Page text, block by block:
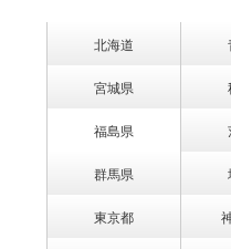
北海道
宮城県
福島県
群馬県
東京都